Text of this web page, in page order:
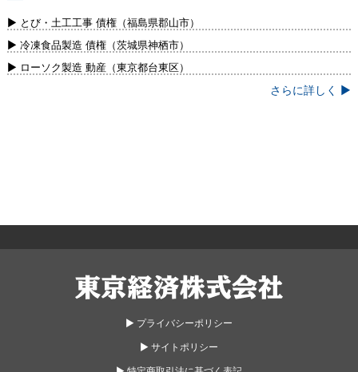
新）
▶ とび・土工工事 債権（福島県郡山市）
▶ 冷凍食品製造 債権（茨城県神栖市）
▶ ローソク製造 動産（東京都台東区）
さらに詳しく ▶
▶︎ プライバシーポリシー
▶︎ サイトポリシー